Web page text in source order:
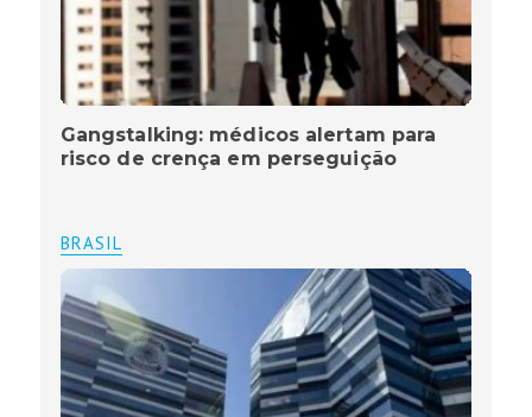
Gangstalking: médicos alertam para
risco de crença em perseguição
BRASIL